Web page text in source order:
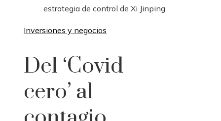
estrategia de control de Xi Jinping
Inversiones y negocios
Del ‘Covid
cero’ al